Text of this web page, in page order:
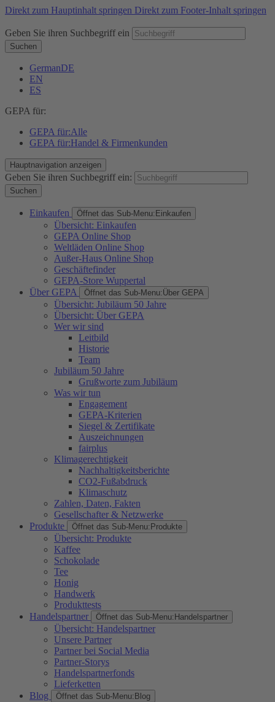
Direkt zum Hauptinhalt springen Direkt zum Footer-Inhalt springen
Geben Sie ihren Suchbegriff ein
Suchen
GermanDE
EN
ES
GEPA für:
GEPA für:Alle
GEPA für:Handel & Firmenkunden
Hauptnavigation anzeigen
Geben Sie ihren Suchbegriff ein:
Suchen
Einkaufen Öffnet das Sub-Menu: Einkaufen
Übersicht: Einkaufen
GEPA Online Shop
Weltläden Online Shop
Außer-Haus Online Shop
Geschäftefinder
GEPA-Store Wuppertal
Über GEPA
Öffnet das Sub-Menu:Über GEPA
Übersicht: Jubiläum 50 Jahre
Übersicht: Über GEPA
Wer wir sind
Leitbild
Historie
Team
Jubiläum 50 Jahre
Grußworte zum Jubiläum
Was wir tun
Engagement
GEPA-Kriterien
Siegel & Zertifikate
Auszeichnungen
fairplus
Klimagerechtigkeit
Nachhaltigkeitsberichte
CO2-Fußabdruck
Klimaschutz
Zahlen, Daten, Fakten
Gesellschafter & Netzwerke
Produkte
Öffnet das Sub-Menu: Produkte
Übersicht: Produkte
Kaffee
Schokolade
Tee
Honig
Handwerk
Produkttests
Handelspartner
Öffnet das Sub-Menu: Handelspartner
Übersicht: Handelspartner
Unsere Partner
Partner bei Social Media
Partner-Storys
Handelspartnerfonds
Lieferketten
Blog
Öffnet das Sub-Menu: Blog